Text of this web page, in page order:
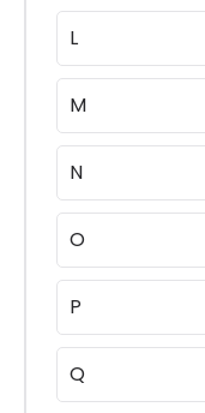
L
M
N
O
P
Q